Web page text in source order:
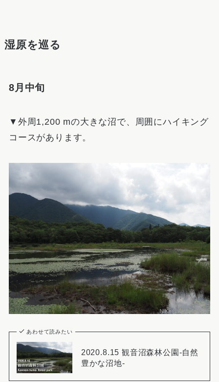
湿原を巡る
8月中旬
▼外周1,200 mの大きな沼で、周囲にハイキング
コースがあります。
あわせて読みたい
2020.8.15 観音沼森林公園-自然
豊かな沼地-